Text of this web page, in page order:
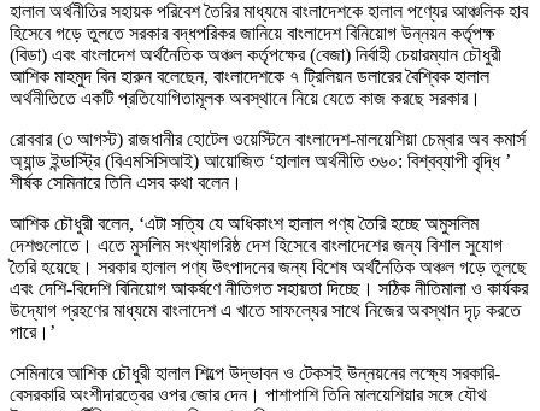
হালাল অর্থনীতির সহায়ক পরিবেশ তৈরির মাধ্যমে বাংলাদেশকে হালাল পণ্যের আঞ্চলিক হাব
হিসেবে গড়ে তুলতে সরকার বদ্ধপরিকর জানিয়ে বাংলাদেশ বিনিয়োগ উন্নয়ন কর্তৃপক্ষ
(বিডা) এবং বাংলাদেশ অর্থনৈতিক অঞ্চল কর্তৃপক্ষের (বেজা) নির্বাহী চেয়ারম্যান চৌধুরী
আশিক মাহমুদ বিন হারুন বলেছেন, বাংলাদেশকে ৭ ট্রিলিয়ন ডলারের বৈশ্বিক হালাল
অর্থনীতিতে একটি প্রতিযোগিতামূলক অবস্থানে নিয়ে যেতে কাজ করছে সরকার।
রোববার (৩ আগস্ট) রাজধানীর হোটেল ওয়েস্টিনে বাংলাদেশ-মালয়েশিয়া চেম্বার অব কমার্স
অ্যান্ড ইন্ডাস্ট্রি (বিএমসিসিআই) আয়োজিত ‘হালাল অর্থনীতি ৩৬০: বিশ্বব্যাপী বৃদ্ধি ’
শীর্ষক সেমিনারে তিনি এসব কথা বলেন।
আশিক চৌধুরী বলেন, ‘এটা সত্যি যে অধিকাংশ হালাল পণ্য তৈরি হচ্ছে অমুসলিম
দেশগুলোতে। এতে মুসলিম সংখ্যাগরিষ্ঠ দেশ হিসেবে বাংলাদেশের জন্য বিশাল সুযোগ
তৈরি হয়েছে। সরকার হালাল পণ্য উৎপাদনের জন্য বিশেষ অর্থনৈতিক অঞ্চল গড়ে তুলছে
এবং দেশি-বিদেশি বিনিয়োগ আকর্ষণে নীতিগত সহায়তা দিচ্ছে। সঠিক নীতিমালা ও কার্যকর
উদ্যোগ গ্রহণের মাধ্যমে বাংলাদেশ এ খাতে সাফল্যের সাথে নিজের অবস্থান দৃঢ় করতে
পারে।’
সেমিনারে আশিক চৌধুরী হালাল শিল্পে উদ্ভাবন ও টেকসই উন্নয়নের লক্ষ্যে সরকারি-
বেসরকারি অংশীদারত্বের ওপর জোর দেন। পাশাপাশি তিনি মালয়েশিয়ার সঙ্গে যৌথ